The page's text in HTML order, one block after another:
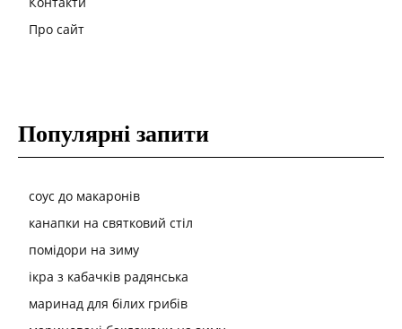
Про сайт
Популярні запити
соус до макаронів
канапки на святковий стіл
помідори на зиму
ікра з кабачків радянська
маринад для білих грибів